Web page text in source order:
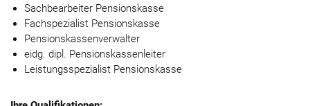
Sachbearbeiter Pensionskasse
Fachspezialist Pensionskasse
Pensionskassenverwalter
eidg. dipl. Pensionskassenleiter
Leistungsspezialist Pensionskasse